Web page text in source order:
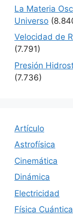
La Materia
Universo
Velocidad de
(7.791)
Presión
(7.736)
Artículo
Astrofísica
Cinemática
Dinámica
Electricidad
Física Cuántica